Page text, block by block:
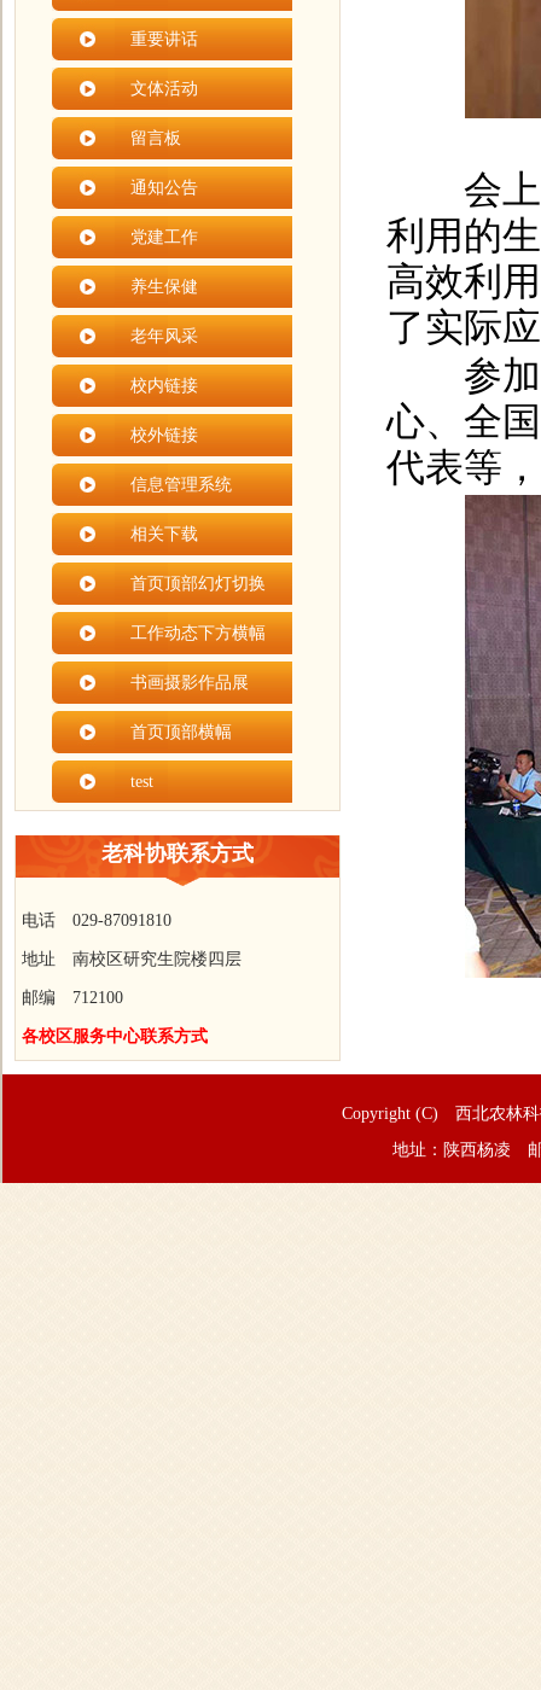
重要讲话
文体活动
留言板
通知公告
党建工作
养生保健
老年风采
校内链接
校外链接
信息管理系统
相关下载
首页顶部幻灯切换
工作动态下方横幅
书画摄影作品展
首页顶部横幅
test
老科协联系方式
电话 029-87091810
地址 南校区研究生院楼四层
邮编 712100
各校区服务中心联系方式
会上
利用的
高效利
了实际
参加
心、全
代表等
Copyright (C) 西北农林
地址：陕西杨凌